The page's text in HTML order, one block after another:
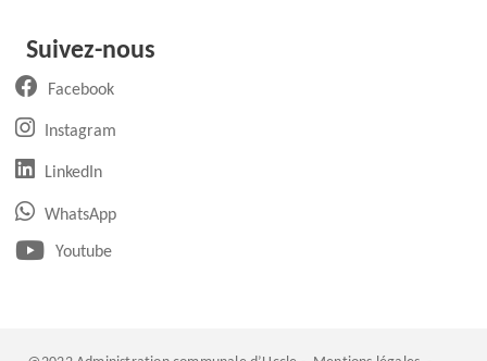
Suivez-nous
Facebook(ouvre un nouvel onglet)
Instagram(ouvre un nouvel onglet)
LinkedIn(ouvre un nouvel onglet)
WhatsApp(ouvre un nouvel onglet)
Youtube(ouvre un nouvel onglet)